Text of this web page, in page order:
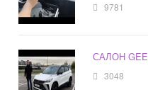
9781
САЛОН
3048